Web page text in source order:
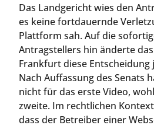
Das Landgericht wies den
es keine fortdauernde
Plattform sah. Auf die
Antragstellers hin änderte
Frankfurt diese Entscheidung
Nach Auffassung des Senats
nicht für das erste Video,
zweite. Im rechtlichen
dass der Betreiber einer